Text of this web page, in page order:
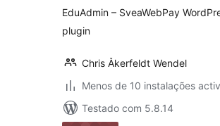
EduAdmin – SveaWebPay
plugin
Chris Åkerfeldt Wendel
Menos de 10 instalações
Testado com 5.8.14